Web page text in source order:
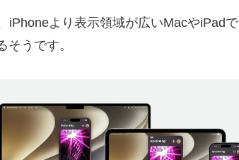
iPhoneより表示領域が広いMacやiPadで
うです。